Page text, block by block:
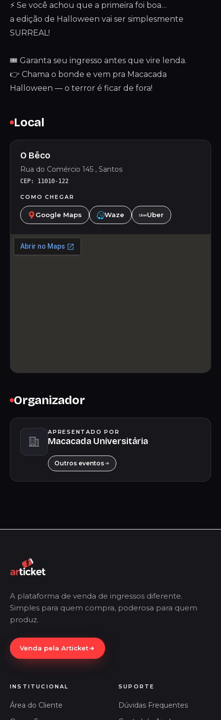
⚡️ Se você achou que a primeira foi boa…
a edição de Halloween vai ser simplesmente
SURREAL!
🎟️ Garanta seu ingresso antes que vire lenda.
👉 Chama o bonde e vem pra Macacada
Halloween — o terror é ficar de fora!
Local
O Bēco
Rua do Comércio 145 , Santos
CEP: 11010-122
COMO CHEGAR
Google Maps Waze Uber
Organizador
APRESENTADO POR
Macacada Universitária
Outros eventos
A plataforma de venda de ingressos diferente.
Simples para quem compra, poderosa para quem
produz.
Venda pela Articket
INSTITUCIONAL
Área do Cliente
SUPORTE
Dúvidas Frequentes